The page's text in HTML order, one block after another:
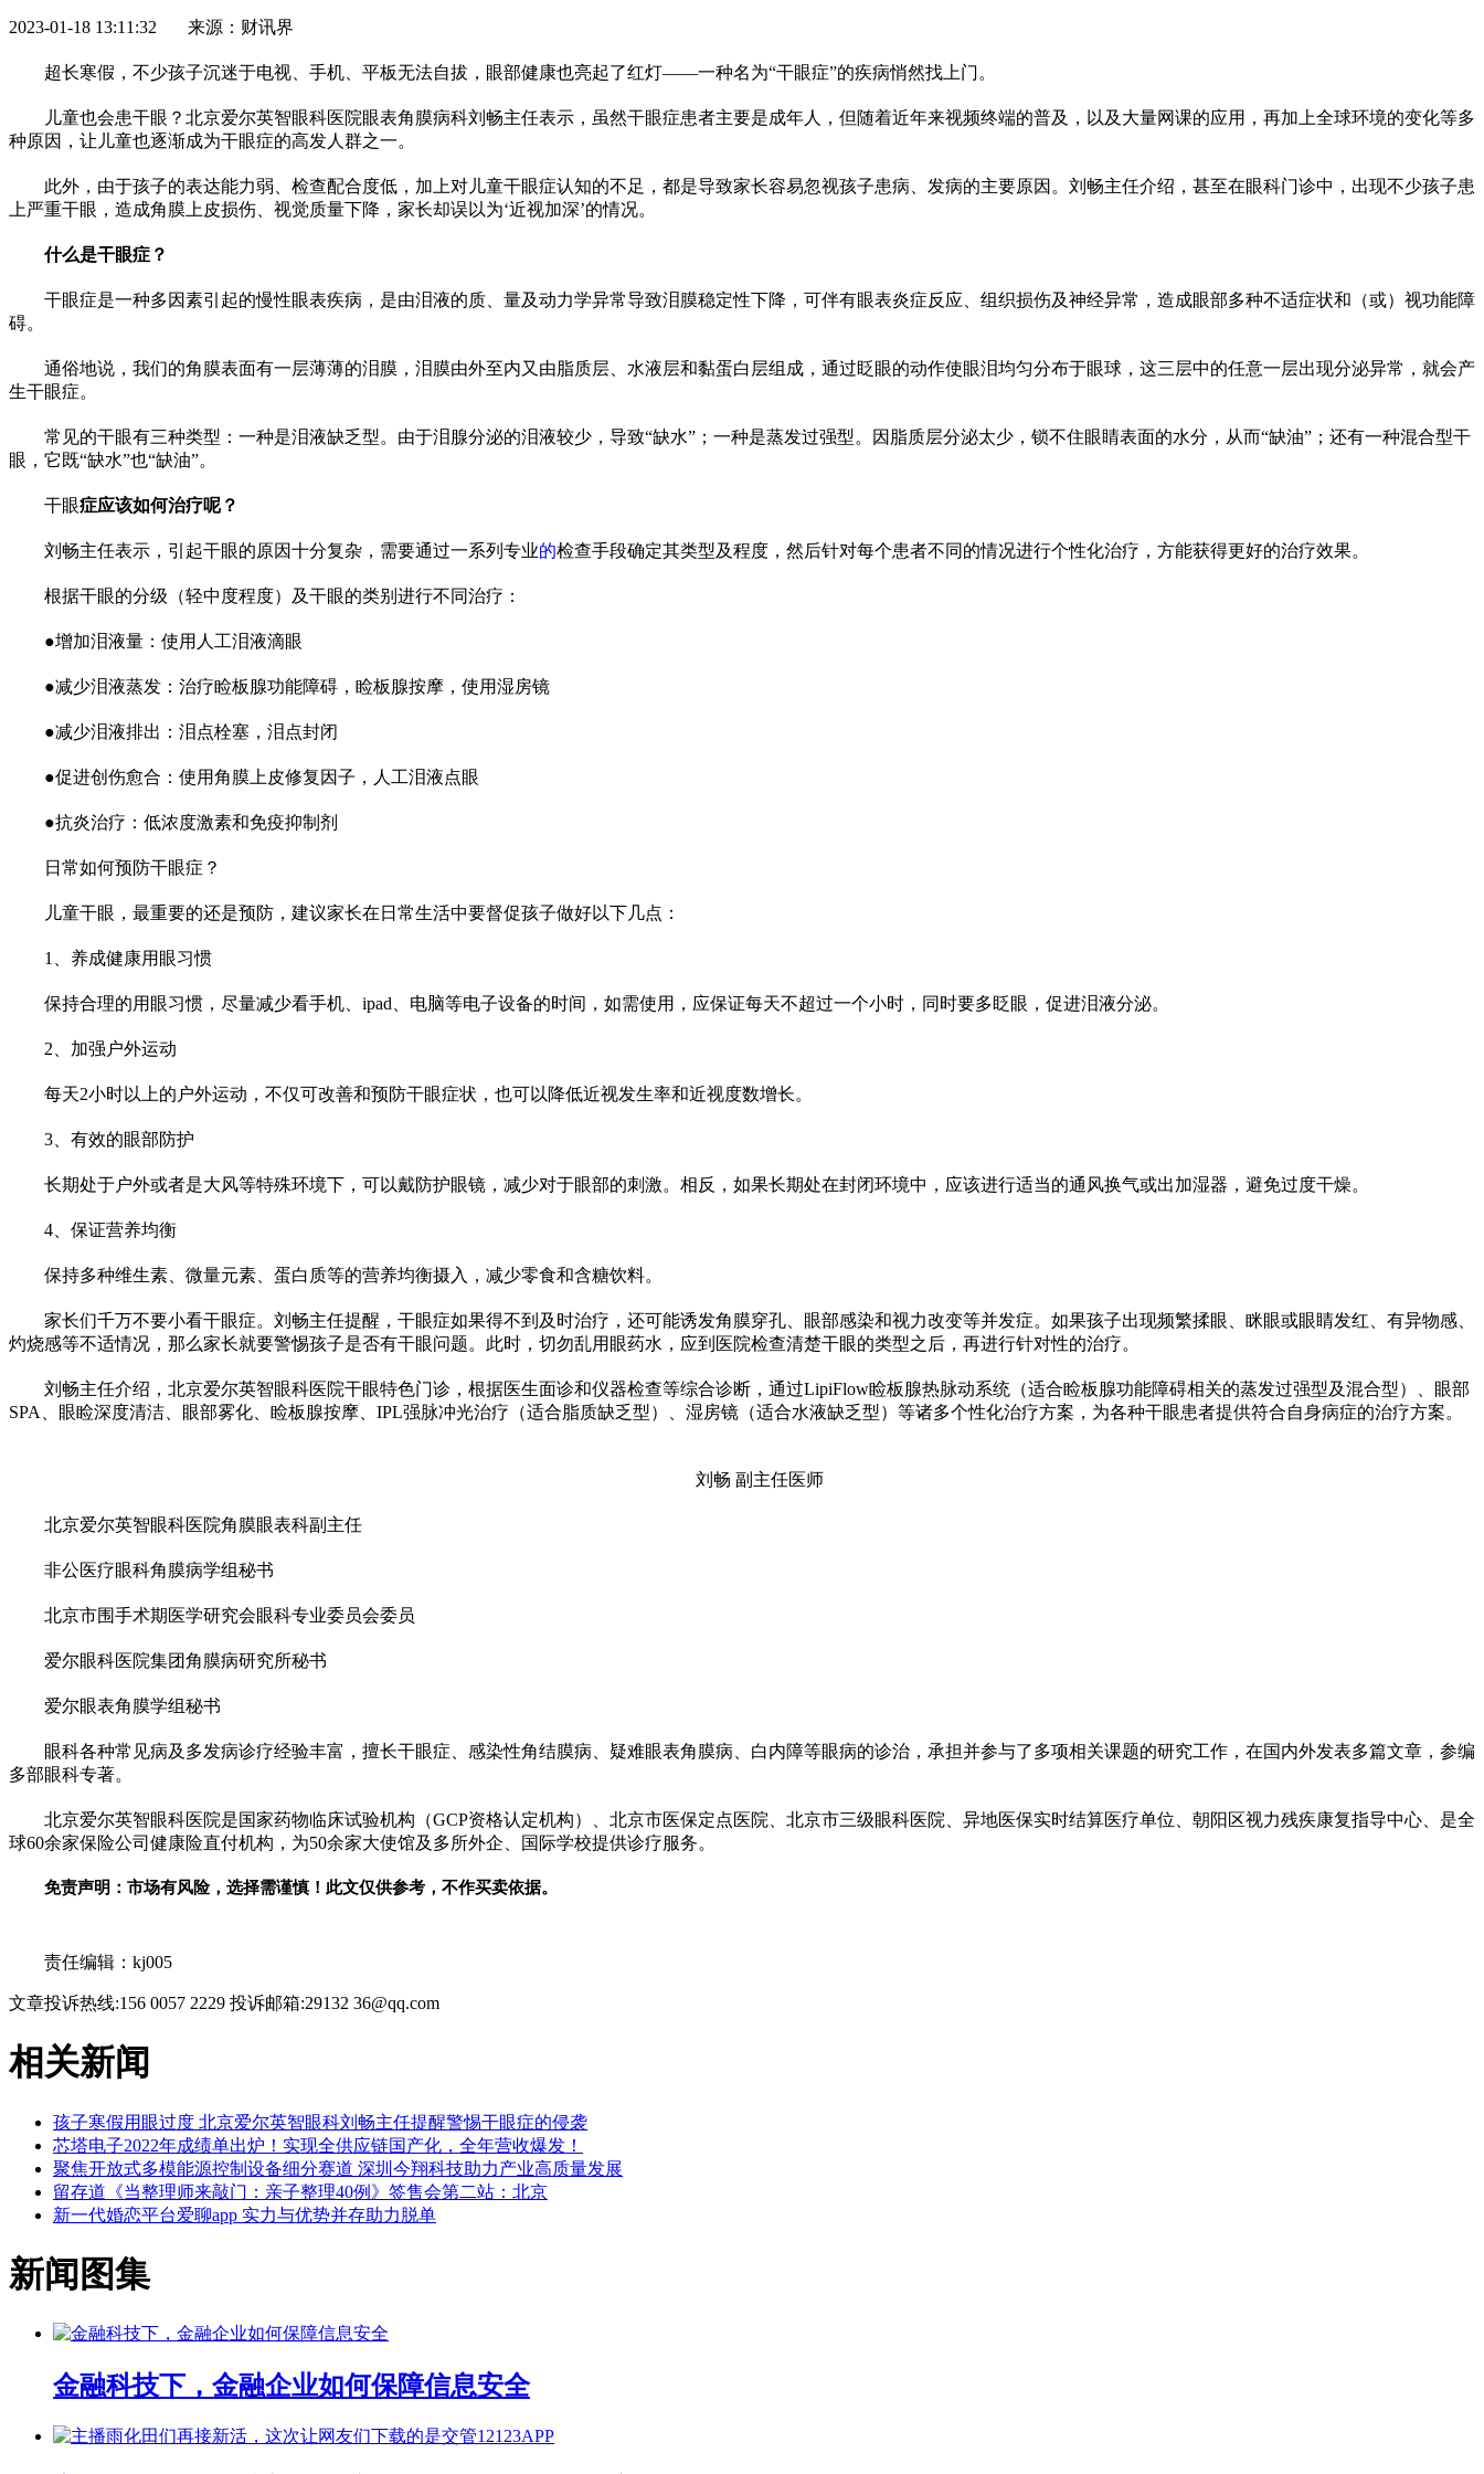
2023-01-18 13:11:32 来源：财讯界
超长寒假，不少孩子沉迷于电视、手机、 平板无法自拔，眼部健康也亮起了红灯——一种名为“干眼症”的疾病悄然找上门。
儿童也会患干眼？北京爱尔英智眼科医院眼表角膜病科刘畅主任表示，虽然干眼症患者主要是成年人，但随着近年来视频终端的普及，以及大量网课的应用，再加上全球环境的变化等多
种原因，让儿童也逐渐成为干眼症的高发人群之一。
此外，由于孩子的表达能力弱、检查配合度低，加上对儿童干眼症认知的不足，都是导致家长容易忽视孩子患病、发病的主要原因。刘畅主任介绍，甚至在眼科门诊中，出现不少孩子患
上严重干眼，造成角膜上皮损伤、视觉质量下降，家长却误以为‘近视加深’的情况。
什么是干眼症？
干眼症是一种多因素引起的慢性眼表疾病，是由泪液的质、量及动力学异常导致泪膜稳定性下降，可伴有眼表炎症反应、组织损伤及神经异常，造成眼部多种不适症状和（或）视功能障
碍。
通俗地说，我们的角膜表面有一层薄薄的泪膜，泪膜由外至内又由脂质层、水液层和黏蛋白层组成，通过眨眼的动作使眼泪均匀分布于眼球，这三层中的任意一层出现分泌异常，就会产
生干眼症。
常见的干眼有三种类型：一种是泪液缺乏型。由于泪腺分泌的泪液较少，导致“缺水”；一种是蒸发过强型。因脂质层分泌太少，锁不住眼睛表面的水分，从而“缺油”；还有一种混合型干
眼，它既“缺水”也“缺油”。
干眼症应该如何治疗呢？
刘畅主任表示，引起干眼的原因十分复杂，需要通过一系列专业的检查手段确定其类型及程度，然后针对每个患者不同的情况进行个性化治疗，方能获得更好的治疗效果。
根据干眼的分级（轻中度程度）及干眼的类别进行不同治疗：
●增加泪液量：使用人工泪液滴眼
●减少泪液蒸发：治疗睑板腺功能障碍，睑板腺按摩，使用湿房镜
●减少泪液排出：泪点栓塞，泪点封闭
●促进创伤愈合：使用角膜上皮修复因子，人工泪液点眼
●抗炎治疗：低浓度激素和免疫抑制剂
日常如何预防干眼症？
儿童干眼，最重要的还是预防，建议家长在日常生活中要督促孩子做好以下几点：
1、养成健康用眼习惯
保持合理的用眼习惯，尽量减少看手机、ipad、电脑等电子设备的时间，如需使用，应保证每天不超过一个小时，同时要多眨眼，促进泪液分泌。
2、加强户外运动
每天2小时以上的户外运动，不仅可改善和预防干眼症状，也可以降低近视发生率和近视度数增长。
3、有效的眼部防护
长期处于户外或者是大风等特殊环境下，可以戴防护眼镜，减少对于眼部的刺激。相反，如果长期处在封闭环境中，应该进行适当的通风换气或出加湿器，避免过度干燥。
4、保证营养均衡
保持多种维生素、微量元素、蛋白质等的营养均衡摄入，减少零食和含糖饮料。
家长们千万不要小看干眼症。刘畅主任提醒，干眼症如果得不到及时治疗，还可能诱发角膜穿孔、眼部感染和视力改变等并发症。如果孩子出现频繁揉眼、眯眼或眼睛发红、有异物感、
灼烧感等不适情况，那么家长就要警惕孩子是否有干眼问题。此时，切勿乱用眼药水，应到医院检查清楚干眼的类型之后，再进行针对性的治疗。
刘畅主任介绍，北京爱尔英智眼科医院干眼特色门诊，根据医生面诊和仪器检查等综合诊断，通过LipiFlow睑板腺热脉动系统（适合睑板腺功能障碍相关的蒸发过强型及混合型）、眼部
SPA、眼睑深度清洁、眼部雾化 、睑板腺按摩、IPL强脉冲光治疗（适合脂质缺乏型）、湿房镜（适合水液缺乏型）等诸多个性化治疗方案，为各种干眼患者提供符合自身病症的治疗方案。
刘畅 副主任医师
北京爱尔英智眼科医院角膜眼表科副主任
非公医疗眼科角膜病学组秘书
北京市围手术期医学研究会眼科专业委员会委员
爱尔眼科医院集团角膜病研究所秘书
爱尔眼表角膜学组秘书
眼科各种常见病及多发病诊疗经验丰富，擅长干眼症、感染性角结膜病、疑难眼表角膜病、白内障等眼病的诊治，承担并参与了多项相关课题的研究工作，在国内外发表多篇文章，参编
多部眼科专著。
北京爱尔英智眼科医院是国家药物临床试验机构（GCP资格认定机构）、北京市医保定点医院、北京市三级眼科医院、异地医保实时结算医疗单位、朝阳区视力残疾康复指导中心、是全
球60余家保险公司健康险直付机构，为50余家大使馆及多所外企、国际学校提供诊疗服务。
免责声明：市场有风险，选择需谨慎！此文仅供参考，不作买卖依据。
责任编辑：kj005
文章投诉热线:156 0057 2229 投诉邮箱:29132 36@qq.com
相关新闻
孩子寒假用眼过度 北京爱尔英智眼科刘畅主任提醒警惕干眼症的侵袭
芯塔电子2022年成绩单出炉！实现全供应链国产化，全年营收爆发！
聚焦开放式多模能源控制设备细分赛道 深圳今翔科技助力产业高质量发展
留存道《当整理师来敲门：亲子整理40例》签售会第二站：北京
新一代婚恋平台爱聊app 实力与优势并存助力脱单
新闻图集
金融科技下，金融企业如何保障信息安全